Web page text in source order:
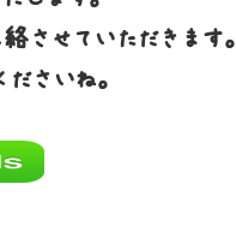
させていただきます。
さいね。